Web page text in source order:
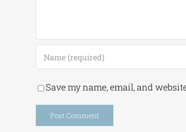
Save my name, email, and